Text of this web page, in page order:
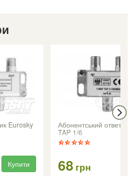
Eurosky
Купити
Абонентський
TAP 1/6
68 грн